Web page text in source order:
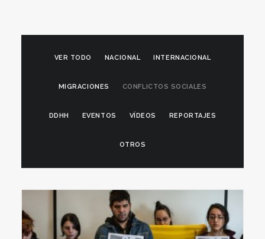
VER TODO NACIONAL INTERNACIONAL
MIGRACIONES CONFLICTOS SOCIALES
DDHH EVENTOS VÍDEOS REPORTAJES
OTROS